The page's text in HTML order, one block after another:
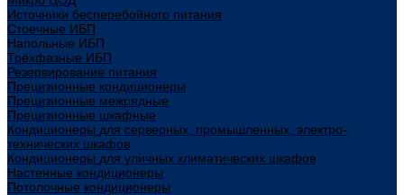
Источники бесперебойного питания
Стоечные ИБП
Напольные ИБП
Трёхфазные ИБП
Резервирование питания
Прецизионные кондиционеры
Прецизионные межрядные
Прецизионные шкафные
Кондиционеры для серверных, промышленных, электро-
технических шкафов
Кондиционеры для уличных климатических шкафов
Настенные кондиционеры
Потолочные кондиционеры